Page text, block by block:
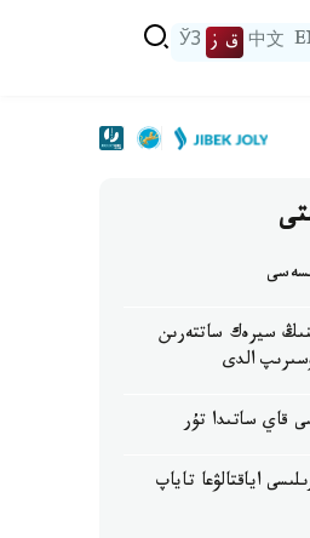
中文 ق ز ЎЗ
سيرەك ساتتەرىن
الدى
قاي ساتىدا تۇر
اياقتالۋعا تاياپ